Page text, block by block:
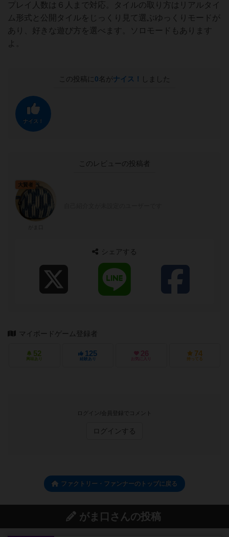
プレイ人数は６人まで対応。タイルの取り方はリアルタイ
ム形式と公開タイルをじっくり見て選ぶゆっくりモードが
あり、好きな遊び方を選べます。ソロモードもあります
よ。
この投稿に 0名がナイス！ しました
ナイス！
このレビューの投稿者
大賢者
シェアする
マイボードゲーム登録者
52
興味あり
125
経験あり
26
お気に入り
74
持ってる
ログイン/会員登録でコメント
ログインする
ファクトリー・ファンナーのトップに戻る
がま口さんの投稿